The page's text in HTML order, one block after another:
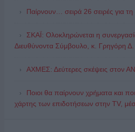
Παίρνουν… σειρά 26 σειρές για
ΣΚΑΪ: Ολοκληρώνεται η
Διευθύνοντα Σύμβουλο, κ. Γρηγόρη Δ.
ΑΧΜΕΣ: Δεύτερες σκέψεις στον
Ποιοι θα παίρνουν χρήματα και
χάρτης των επιδοτήσεων στην TV,